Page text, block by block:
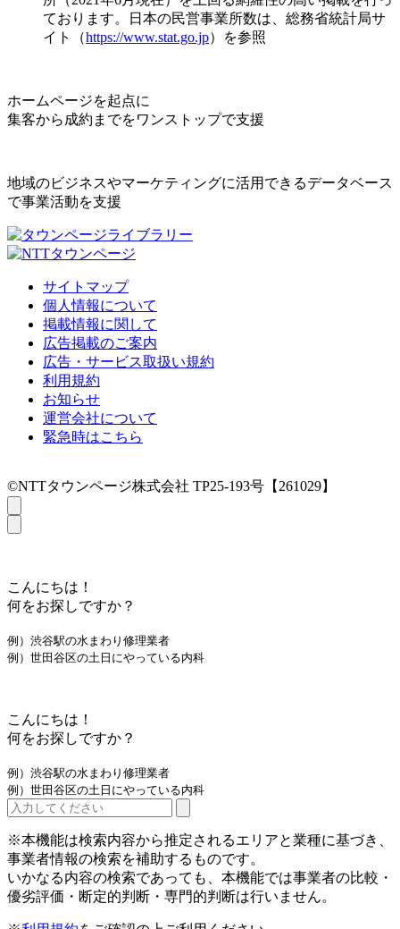
ております。日本の民営事業所数は、総務省統計局サ
イト（https://www.stat.go.jp）を参照
ホームページを起点に
集客から成約までをワンストップで支援
地域のビジネスやマーケティングに活用できるデータベース
で事業活動を支援
サイトマップ
個人情報について
掲載情報に関して
広告掲載のご案内
広告・サービス取扱い規約
利用規約
お知らせ
運営会社について
緊急時はこちら
©NTTタウンページ株式会社 TP25-193号【261029】
こんにちは！
何をお探しですか？
例）渋谷駅の水まわり修理業者
例）世田谷区の土日にやっている内科
こんにちは！
何をお探しですか？
例）渋谷駅の水まわり修理業者
例）世田谷区の土日にやっている内科
※本機能は検索内容から推定されるエリアと業種に基づき、
事業者情報の検索を補助するものです。
いかなる内容の検索であっても、本機能では事業者の比較・
優劣評価・断定的判断・専門的判断は行いません。